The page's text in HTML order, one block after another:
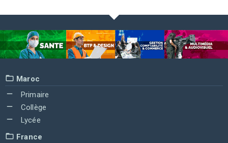
Maroc
Primaire
Collège
Lycée
France